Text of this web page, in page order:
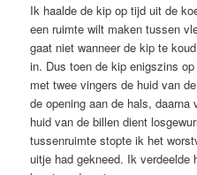
Ik haalde de kip op tijd uit de
een ruimte wilt maken tussen
gaat niet wanneer de kip te
in. Dus toen de kip enigszins
met twee vingers de huid van
de opening aan de hals,
huid van de billen dient
tussenruimte stopte ik het
uitje had gekneed. Ik verdeelde